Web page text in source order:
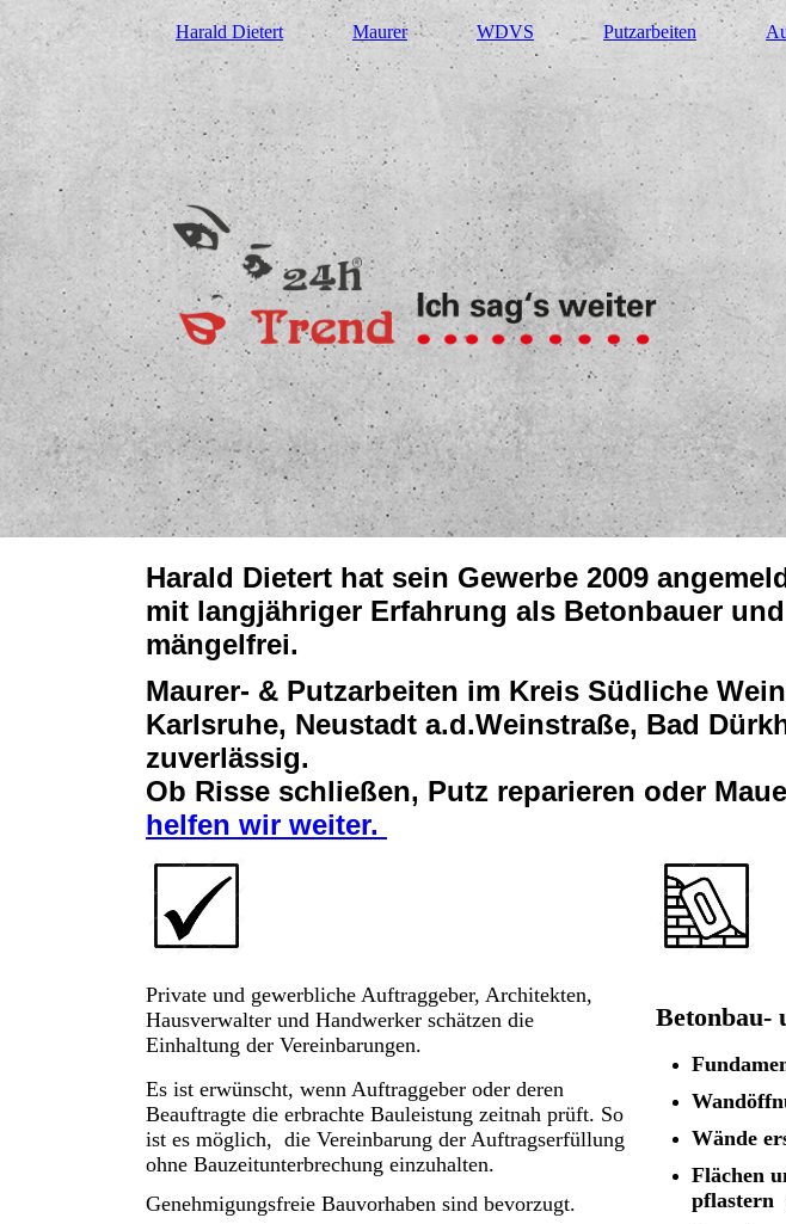
Harald Dietert Maurer WDVS Putzarbeiten
Harald Dietert hat sein Gewerbe 2009
mit langjähriger Erfahrung als Betonbauer
mängelfrei.
Maurer- & Putzarbeiten im Kreis Südliche
Karlsruhe, Neustadt a.d.Weinstraße, Bad
zuverlässig.
Ob Risse schließen, Putz reparieren oder
helfen wir weiter.
Private und gewerbliche Auftraggeber, Architekten,
Hausverwalter und Handwerker schätzen die
Einhaltung der Vereinbarungen.
Es ist erwünscht, wenn Auftraggeber oder deren
Beauftragte die erbrachte Bauleistung zeitnah prüft. So
ist es möglich, die Vereinbarung der Auftragserfüllung
ohne Bauzeitunterbrechung einzuhalten.
Genehmigungsfreie Bauvorhaben sind bevorzugt.
Betonbau-
Wände
Flächen
pflastern